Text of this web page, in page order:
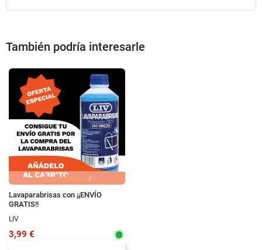
También podría interesarle
Lavaparabrisas con ¡¡ENVÍO
GRATIS!!
LIV
3,99 €